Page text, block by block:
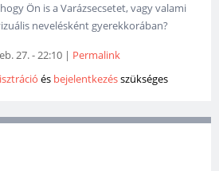
Ön is a Varázsecsetet, vagy valami
nevelésként gyerekkorában?
27. - 22:10 | Permalink
és bejelentkezésszükséges